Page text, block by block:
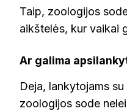
Taip, zoologijos
aikštelės, kur vaikai
Ar galima
Deja, lankytojams
zoologijos sode